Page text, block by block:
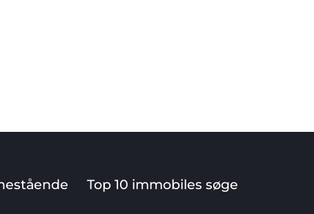
Top 10 immobiles søge